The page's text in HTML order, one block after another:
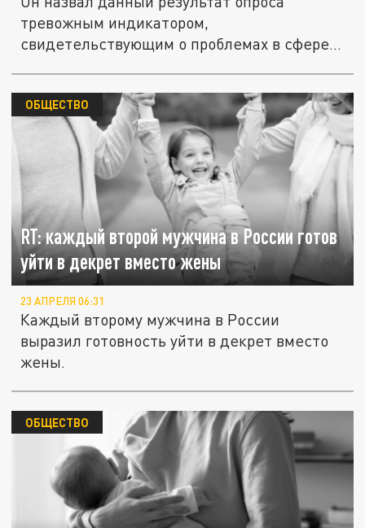
тревожным индикатором,
свидетельствующим о проблемах в сфере
RT: каждый второй мужчина в России готов
уйти в декрет вместо жены
ОБЩЕСТВО
23 АПРЕЛЯ 06:31
Каждый второму мужчина в России
выразил готовность уйти в декрет вместо
жены.
ОБЩЕСТВО